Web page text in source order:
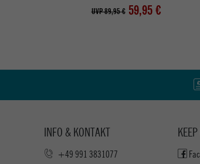
UVP 89,95 € 59,95 €
INFO & KONTAKT
+49 991 3831077